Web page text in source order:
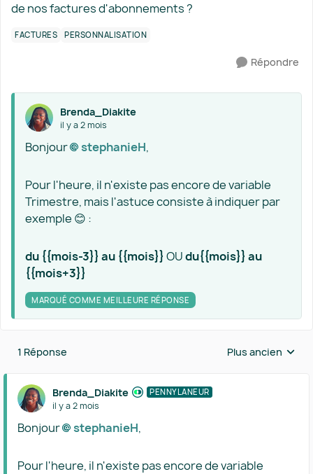
de nos factures d'abonnements ?
FACTURES PERSONNALISATION
Répondre
Brenda_Diakite
il y a 2 mois
Bonjour stephanieH​,
Pour l'heure, il n'existe pas encore de variable
Trimestre, mais l'astuce consiste à indiquer par
exemple 😊 :
du {{mois-3}} au {{mois}} OUdu{{mois}} au
{{mois+3}}
MARQUÉ COMME MEILLEURE RÉPONSE
1 Réponse Réponses triées
Plus ancien
Brenda_Diakite PENNYLANEUR
il y a 2 mois
Bonjour stephanieH​,
Pour l'heure, il n'existe pas encore de variable